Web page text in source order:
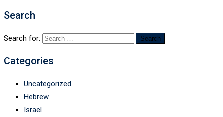
Search
Search for:
Categories
Uncategorized
Hebrew
Israel